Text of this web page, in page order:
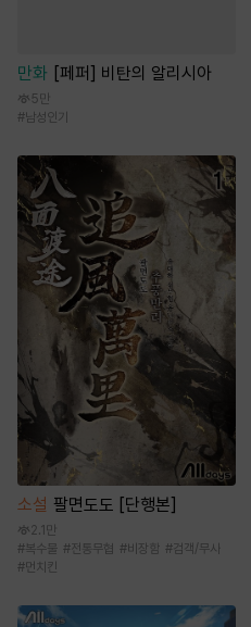
만화 [페퍼] 비탄의 알리시아
5만
#남성인기
소설 팔면도도 [단행본]
2.1만
#복수물 #전통무협 #비장함 #검객/무사
#먼치킨